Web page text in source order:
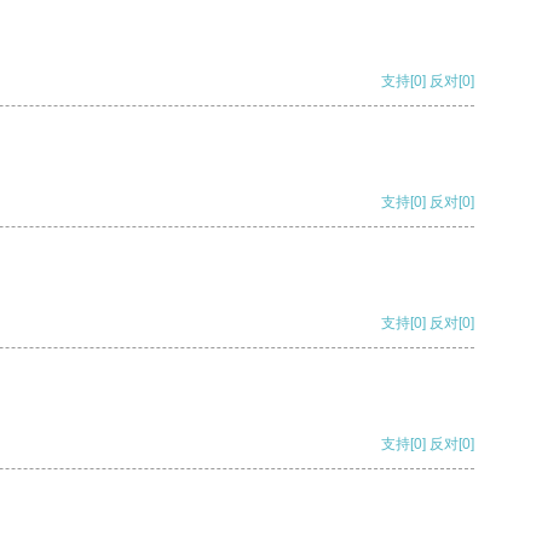
支持[0] 反对[0]
支持[0] 反对[0]
支持[0] 反对[0]
支持[0] 反对[0]